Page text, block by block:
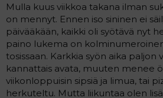
Mulla kuus viikkoa takana ilman
on mennyt. Ennen iso sininen ei
päivääkään, kaikki oli syötävä nyt
paino lukema on
tosissaan. Karkkia syön aika paljon
kannattais avata, muuten menee
viikonloppuisin sipsiä ja limua, tai
herkuteltu. Mutta liikuntaa olen